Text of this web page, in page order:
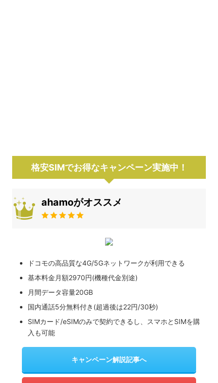
格安SIMでお得なキャンペーン実施中！
ahamoがオススメ
ドコモの高品質な4G/5Gネットワークが利用できる
基本料金月額2970円(機種代金別途)
月間データ容量20GB
国内通話5分無料付き(超過後は22円/30秒)
SIMカード/eSIMのみで契約できるし、スマホとSIMを購
入も可能
キャンペーン解説記事へ